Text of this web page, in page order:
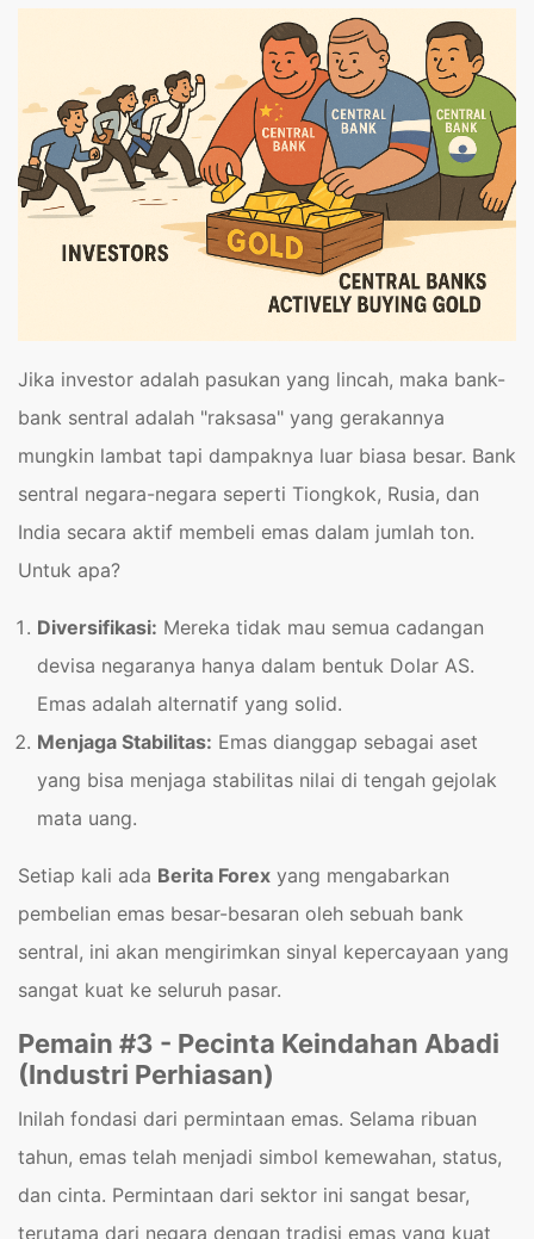
Jika investor adalah pasukan yang lincah, maka bank-
bank sentral adalah "raksasa" yang gerakannya
mungkin lambat tapi dampaknya luar biasa besar. Bank
sentral negara-negara seperti Tiongkok, Rusia, dan
India secara aktif membeli emas dalam jumlah ton.
Untuk apa?
Diversifikasi: Mereka tidak mau semua cadangan
devisa negaranya hanya dalam bentuk Dolar AS.
Emas adalah alternatif yang solid.
Menjaga Stabilitas: Emas dianggap sebagai aset
yang bisa menjaga stabilitas nilai di tengah gejolak
mata uang.
Setiap kali ada Berita Forex yang mengabarkan
pembelian emas besar-besaran oleh sebuah bank
sentral, ini akan mengirimkan sinyal kepercayaan yang
sangat kuat ke seluruh pasar.
Pemain #3 - Pecinta Keindahan Abadi
(Industri Perhiasan)
Inilah fondasi dari permintaan emas. Selama ribuan
tahun, emas telah menjadi simbol kemewahan, status,
dan cinta. Permintaan dari sektor ini sangat besar,
terutama dari negara dengan tradisi emas yang kuat